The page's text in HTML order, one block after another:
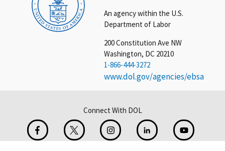
An agency within the U.S.
Department of Labor
200 Constitution Ave NW
Washington, DC 20210
1-866-444-3272
www.dol.gov/agencies/ebsa
Connect With DOL